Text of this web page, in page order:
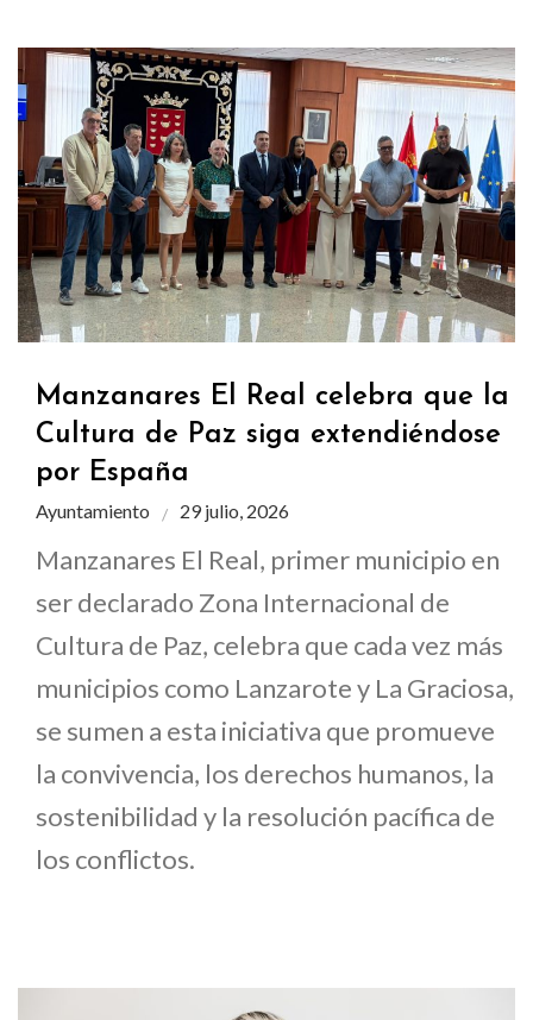
Manzanares El Real celebra que la
Cultura de Paz siga extendiéndose
por España
Ayuntamiento 29 julio, 2026
Manzanares El Real, primer municipio en
ser declarado Zona Internacional de
Cultura de Paz, celebra que cada vez más
municipios como Lanzarote y La Graciosa,
se sumen a esta iniciativa que promueve
la convivencia, los derechos humanos, la
sostenibilidad y la resolución pacífica de
los conflictos.